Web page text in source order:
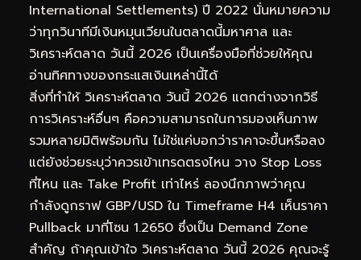
International Settlements) ปี 2022 นั่นหมายความ
ว่าทุกวินาทีมีเงินหมุนเวียนในตลาดนี้มหาศาล และ
วิเคราะห์ตลาด วันนี้ 2026 เป็นเครื่องมือที่ช่วยให้คุณ
อ่านทิศทางของกระแสเงินเหล่านี้ได้
สิ่งที่ทำให้ วิเคราะห์ตลาด วันนี้ 2026 แตกต่างจากวิธี
การวิเคราะห์อื่นๆ คือความสามารถในการมองเห็นภาพ
รวมหลายมิติพร้อมกัน ไม่ใช่แค่บอกว่าราคาจะขึ้นหรือลง
แต่ยังช่วยระบุว่าควรเข้าเทรดตรงไหน วาง Stop Loss
ที่ไหน และ Take Profit เท่าไหร่ ลองนึกภาพว่าคุณ
กำลังดูกราฟ GBP/USD ใน Timeframe H4 เห็นราคา
Pullback มาที่โซน 1.2650 ซึ่งเป็น Demand Zone
สำคัญ ถ้าคุณเข้าใจ วิเคราะห์ตลาด วันนี้ 2026 คุณจะรู้